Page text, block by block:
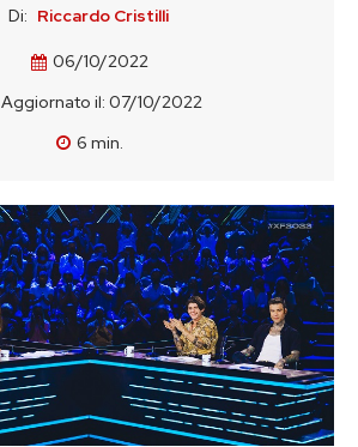
Di: Riccardo Cristilli
06/10/2022
Aggiornato il: 07/10/2022
6 min.